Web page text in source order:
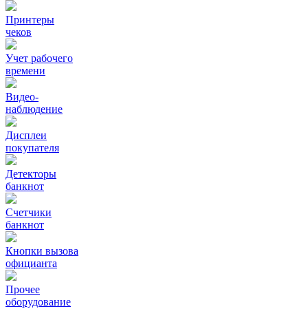
Принтеры
чеков
Учет рабочего
времени
Видео‑
наблюдение
Дисплеи
покупателя
Детекторы
банкнот
Счетчики
банкнот
Кнопки вызова
официанта
Прочее
оборудование